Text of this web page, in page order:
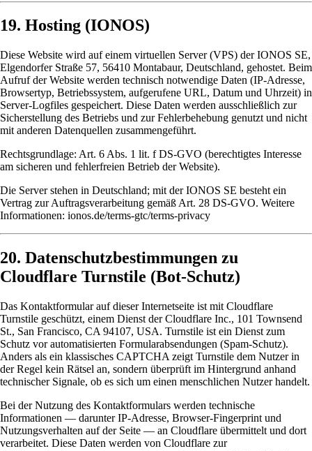
19. Hosting (IONOS)
Diese Website wird auf einem virtuellen Server (VPS) der IONOS SE,
Elgendorfer Straße 57, 56410 Montabaur, Deutschland, gehostet. Beim
Aufruf der Website werden technisch notwendige Daten (IP-Adresse,
Browsertyp, Betriebssystem, aufgerufene URL, Datum und Uhrzeit) in
Server-Logfiles gespeichert. Diese Daten werden ausschließlich zur
Sicherstellung des Betriebs und zur Fehlerbehebung genutzt und nicht
mit anderen Datenquellen zusammengeführt.
Rechtsgrundlage: Art. 6 Abs. 1 lit. f DS-GVO (berechtigtes Interesse
am sicheren und fehlerfreien Betrieb der Website).
Die Server stehen in Deutschland; mit der IONOS SE besteht ein
Vertrag zur Auftragsverarbeitung gemäß Art. 28 DS-GVO. Weitere
Informationen: ionos.de/terms-gtc/terms-privacy
20. Datenschutzbestimmungen zu
Cloudflare Turnstile (Bot-Schutz)
Das Kontaktformular auf dieser Internetseite ist mit Cloudflare
Turnstile geschützt, einem Dienst der Cloudflare Inc., 101 Townsend
St., San Francisco, CA 94107, USA. Turnstile ist ein Dienst zum
Schutz vor automatisierten Formularabsendungen (Spam-Schutz).
Anders als ein klassisches CAPTCHA zeigt Turnstile dem Nutzer in
der Regel kein Rätsel an, sondern überprüft im Hintergrund anhand
technischer Signale, ob es sich um einen menschlichen Nutzer handelt.
Bei der Nutzung des Kontaktformulars werden technische
Informationen — darunter IP-Adresse, Browser-Fingerprint und
Nutzungsverhalten auf der Seite — an Cloudflare übermittelt und dort
verarbeitet. Diese Daten werden von Cloudflare zur